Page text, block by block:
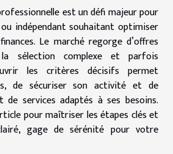
est un défi majeur pour
indépendant souhaitant optimiser
Le marché regorge d’offres
sélection complexe et parfois
les critères décisifs permet
de sécuriser son activité et de
de services adaptés à ses besoins.
pour maîtriser les étapes clés et
gage de sérénité pour votre